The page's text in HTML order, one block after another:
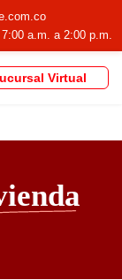
a.m. a 2:00 p.m.
Virtual